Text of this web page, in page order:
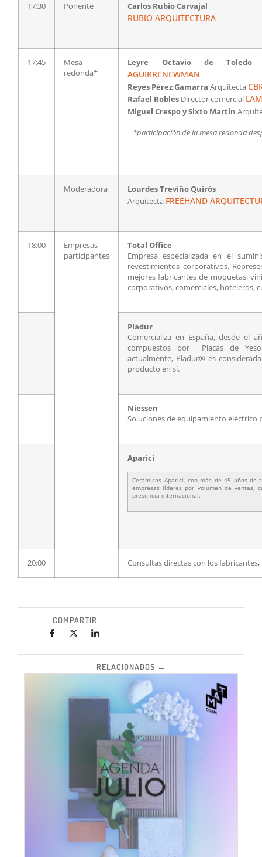
17:30 Ponente Carlos Rubio Carvajal
RUBIO ARQUITECTURA
17:45
Mesa
redonda*
Leyre Octavio de
AGUIRRENEWMAN
Reyes Pérez Gamarra Arquitecta
Rafael Robles Director comercial
Miguel Crespo y Sixto Martín
*participación de la mesa redonda
Moderadora
Lourdes Treviño Quirós
Arquitecta FREEHAND
18:00
Empresas
participantes
Total Office
Empresa especializada en el
revestimientos corporativos.
mejores fabricantes de moquetas,
corporativos, comerciales, hoteleros,
Pladur
Comercializa en España, desde el
compuestos por Placas de
actualmente, Pladur® es
producto en sí.
Niessen
Soluciones de equipamiento eléctrico
Aparici
Cerámicas Aparici, con más de 45 años
empresas líderes por volumen de ventas,
presencia internacional.
20:00 Consultas directas con los
COMPARTIR
RELACIONADOS →